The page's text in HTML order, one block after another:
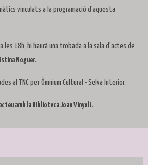
vinculats a la programació d'aquesta
les 18h, hi haurà una trobada a la sala d'actes de
Noguer.
al TNC per Òmnium Cultural - Selva Interior.
amb la Biblioteca Joan Vinyoli.